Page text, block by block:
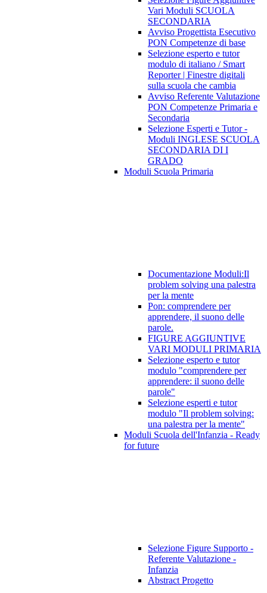
Vari Moduli SCUOLA
SECONDARIA
Avviso Progettista Esecutivo
PON Competenze di base
Selezione esperto e tutor
modulo di italiano / Smart
Reporter | Finestre digitali
sulla scuola che cambia
Avviso Referente Valutazione
PON Competenze Primaria e
Secondaria
Selezione Esperti e Tutor -
Moduli INGLESE SCUOLA
SECONDARIA DI I
GRADO
Moduli Scuola Primaria
Documentazione Moduli:Il
problem solving una palestra
per la mente
Pon: comprendere per
apprendere, il suono delle
parole.
FIGURE AGGIUNTIVE
VARI MODULI PRIMARIA
Selezione esperto e tutor
modulo "comprendere per
apprendere: il suono delle
parole"
Selezione esperti e tutor
modulo "Il problem solving:
una palestra per la mente"
Moduli Scuola dell'Infanzia - Ready
for future
Selezione Figure Supporto -
Referente Valutazione -
Infanzia
Abstract Progetto